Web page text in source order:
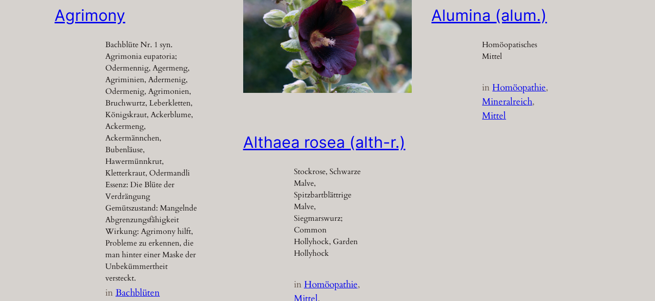
Agrimony
Bachblüte Nr. 1 syn.
Agrimonia eupatoria;
Odermennig, Agermeng,
Agriminien, Adermenig,
Odermenig, Agrimonien,
Bruchwurtz, Leberkletten,
Königskraut, Ackerblume,
Ackermeng,
Ackermännchen,
Bubenläuse,
Hawermünnkrut,
Kletterkraut, Odermandli
Essenz: Die Blüte der
Verdrängung
Gemütszustand: Mangelnde
Abgrenzungsfähigkeit
Wirkung: Agrimony hilft,
Probleme zu erkennen, die
man hinter einer Maske der
Unbekümmertheit
versteckt.
inBachblüten
Althaea rosea (alth-r.)
Stockrose, Schwarze
Malve,
Spitzbartblättrige
Malve,
Siegmarswurz;
Common
Hollyhock, Garden
Hollyhock
inHomöopathie
Alumina (alum.)
Homöopatisches
Mittel
inHomöopathie
Mineralreich
Mittel